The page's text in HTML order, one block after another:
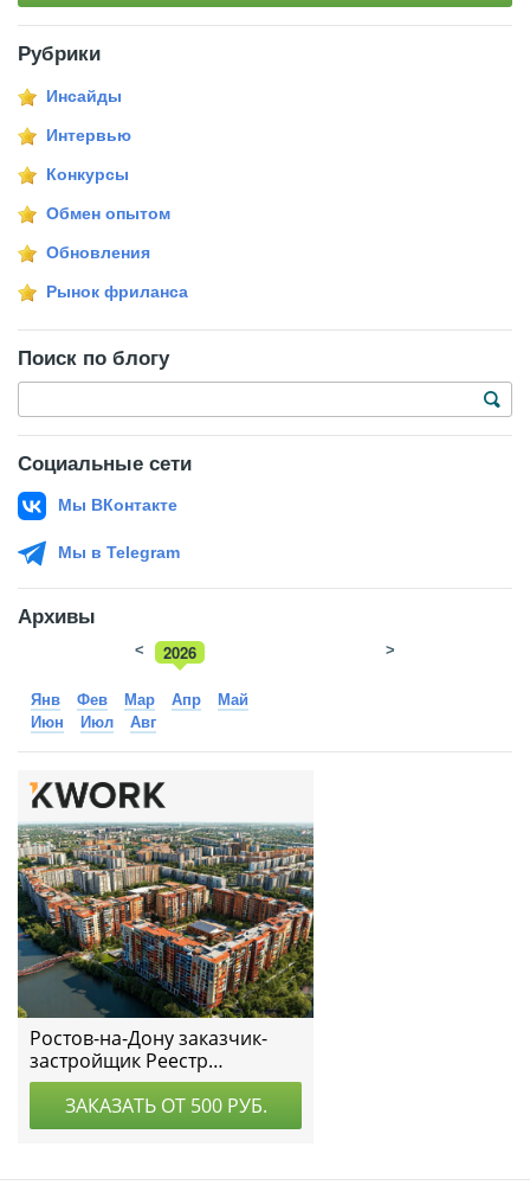
Рубрики
Инсайды
Интервью
Конкурсы
Обмен опытом
Обновления
Рынок фриланса
Поиск по блогу
Социальные сети
Мы ВКонтакте
Мы в Telegram
Архивы
2026
2025
< >
Янв Фев Мар Апр
Май
Июн
Июл Авг